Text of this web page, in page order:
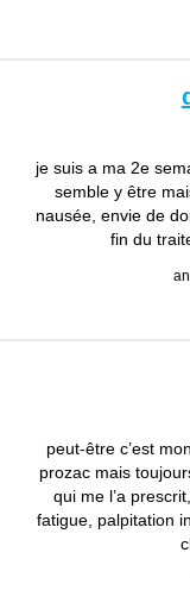
je suis a ma 2e
semble y être
nausée, envie de
fin du
peut-être c’est
prozac mais
qui me l’a
fatigue, palpitation